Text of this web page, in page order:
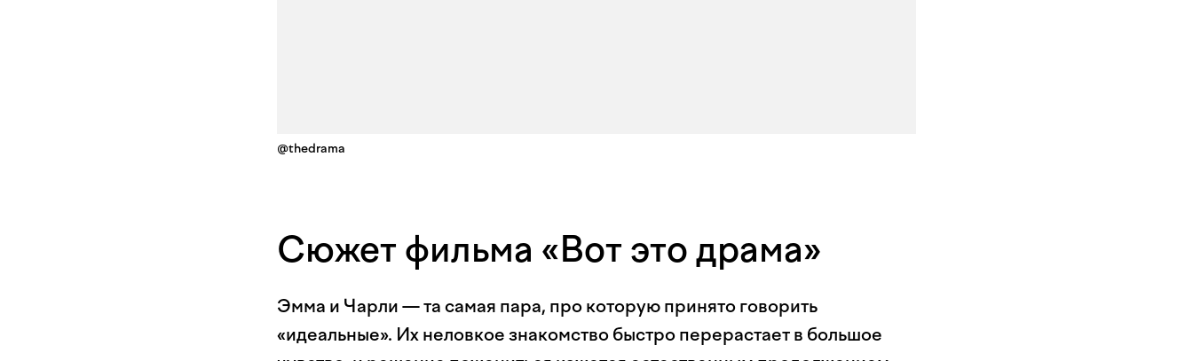
@thedrama
Сюжет фильма «Вот это драма»
Эмма и Чарли — та самая пара, про которую принято говорить
«идеальные». Их неловкое знакомство быстро перерастает в большое